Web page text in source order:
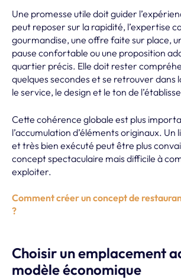
Une promesse utile doit guider
peut reposer sur la rapidité, l’expertise
gourmandise, une offre faite sur place,
pause confortable ou une proposition
quartier précis. Elle doit rester
quelques secondes et se retrouver dans
le service, le design et le ton de
Cette cohérence globale est plus
l’accumulation d’éléments originaux. Un
et très bien exécuté peut être plus
concept spectaculaire mais difficile à
exploiter.
Comment créer un concept de
?
Choisir un emplacement
modèle économique